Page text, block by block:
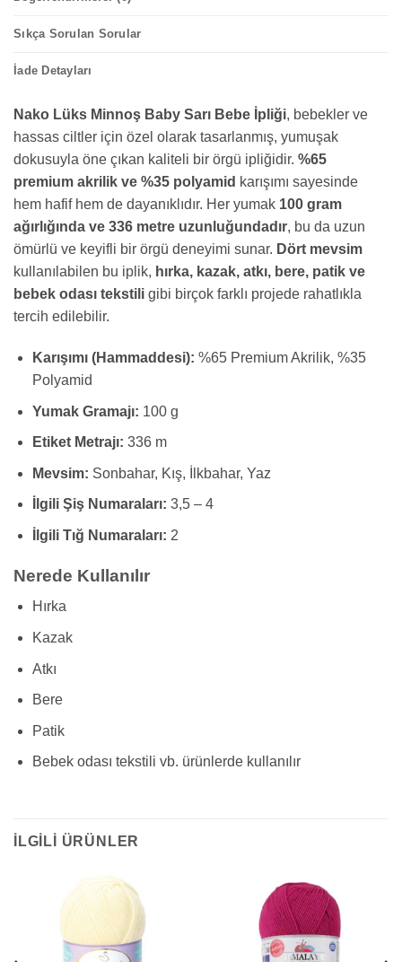
Sıkça Sorulan Sorular
İade Detayları
Nako Lüks Minnoş Baby Sarı Bebe İpliği, bebekler ve
hassas ciltler için özel olarak tasarlanmış, yumuşak
dokusuyla öne çıkan kaliteli bir örgü ipliğidir. %65
premium akrilik ve %35 polyamid karışımı sayesinde
hem hafif hem de dayanıklıdır. Her yumak 100 gram
ağırlığında ve 336 metre uzunluğundadır, bu da uzun
ömürlü ve keyifli bir örgü deneyimi sunar. Dört mevsim
kullanılabilen bu iplik, hırka, kazak, atkı, bere, patik ve
bebek odası tekstili gibi birçok farklı projede rahatlıkla
tercih edilebilir.
Karışımı (Hammaddesi): %65 Premium Akrilik, %35
Polyamid
Yumak Gramajı: 100 g
Etiket Metrajı: 336 m
Mevsim: Sonbahar, Kış, İlkbahar, Yaz
İlgili Şiş Numaraları: 3,5 – 4
İlgili Tığ Numaraları: 2
Nerede Kullanılır
Hırka
Kazak
Atkı
Bere
Patik
Bebek odası tekstili vb. ürünlerde kullanılır
İLGILI ÜRÜNLER